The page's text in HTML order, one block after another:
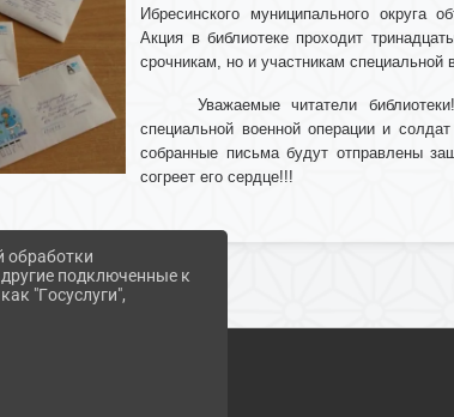
Ибресинского муниципального округа
Акция в библиотеке проходит
срочникам, но и участникам специальной
Уважаемые читатели
специальной военной операции и
собранные письма будут отправлены
согреет его сердце!!!
обработки
подключенные к
"Госуслуги",